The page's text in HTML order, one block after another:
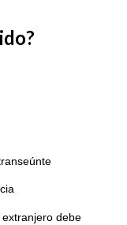
debe